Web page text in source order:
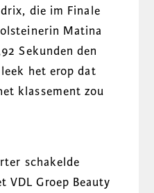
die im Finale
Matina
Sekunden den
het erop dat
klassement zou
schakelde
VDL Groep Beauty